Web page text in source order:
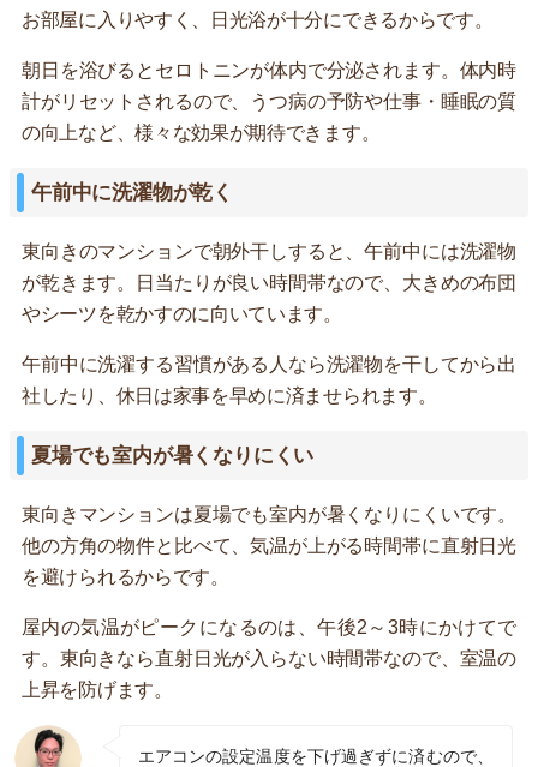
お部屋に入りやすく、日光浴が十分にできるからです。
朝日を浴びるとセロトニンが体内で分泌されます。体内時
計がリセットされるので、うつ病の予防や仕事・睡眠の質
の向上など、様々な効果が期待できます。
午前中に洗濯物が乾く
東向きのマンションで朝外干しすると、午前中には洗濯物
が乾きます。日当たりが良い時間帯なので、大きめの布団
やシーツを乾かすのに向いています。
午前中に洗濯する習慣がある人なら洗濯物を干してから出
社したり、休日は家事を早めに済ませられます。
夏場でも室内が暑くなりにくい
東向きマンションは夏場でも室内が暑くなりにくいです。
他の方角の物件と比べて、気温が上がる時間帯に直射日光
を避けられるからです。
屋内の気温がピークになるのは、午後2～3時にかけてで
す。東向きなら直射日光が入らない時間帯なので、室温の
上昇を防げます。
エアコンの設定温度を下げ過ぎずに済むので、